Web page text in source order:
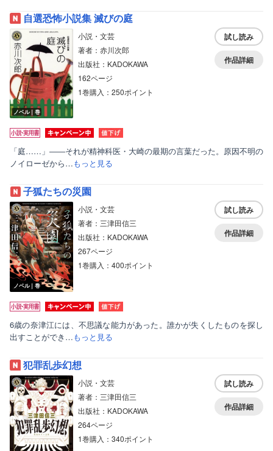
自選恐怖小説集 滅びの庭
ノベル｜巻
小説・文芸
著者：赤川次郎
出版社：KADOKAWA
162ページ
1巻購入：250ポイント
試し読み
作品詳細
「庭……」――それが精神科医・大崎の最期の言葉だった。原因不明の
ノイローゼから…もっと見る
子狐たちの災園
ノベル｜巻
小説・文芸
著者：三津田信三
出版社：KADOKAWA
267ページ
1巻購入：400ポイント
試し読み
作品詳細
6歳の奈津江には、不思議な能力があった。誰かが失くしたものを探し
出すことができ…もっと見る
犯罪乱歩幻想
小説・文芸
著者：三津田信三
出版社：KADOKAWA
264ページ
1巻購入：340ポイント
試し読み
作品詳細